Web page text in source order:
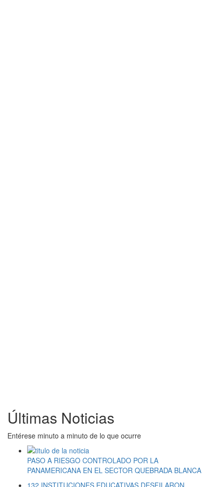
Últimas Noticias
Entérese minuto a minuto de lo que ocurre
PASO A RIESGO CONTROLADO POR LA
PANAMERICANA EN EL SECTOR QUEBRADA BLANCA